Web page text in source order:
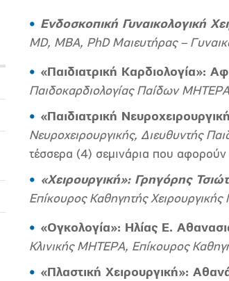
Ενδοσκοπική Γυναικολογική
MD, MBA, PhDMαιευτήρας –
«Παιδιατρική Καρδιολογία»:
Παιδοκαρδιολογίας Παίδων ΜΗΤΕΡΑ
«Παιδιατρική
Νευροχειρουργικής, Διευθυντής
τέσσερα (4) σεμινάρια που αφορούν
«Χειρουργική»: Γρηγόρης
Επίκουρος Καθηγητής
«Ογκολογία»: Ηλίας Ε.
Κλινικής ΜΗΤΕΡΑ, Επίκουρος
«Πλαστική Χειρουργική»: